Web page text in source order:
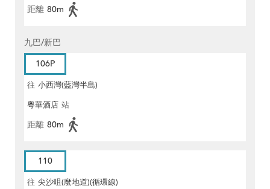
距離 80m
九巴/新巴
106P
往 小西灣(藍灣半島)
粵華酒店 站
距離 80m
110
往 尖沙咀(麼地道)(循環線)